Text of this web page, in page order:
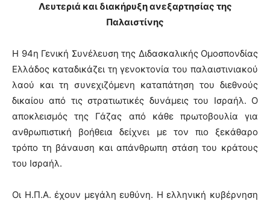
Λευτεριά και διακήρυξη ανεξαρτησίας της
Παλαιστίνης
Η 94η Γενική Συνέλευση της Διδασκαλικής Ομοσπονδίας
Ελλάδος καταδικάζει τη γενοκτονία του παλαιστινιακού
λαού και τη συνεχιζόμενη καταπάτηση του διεθνούς
δικαίου από τις στρατιωτικές δυνάμεις του Ισραήλ. Ο
αποκλεισμός της Γάζας από κάθε πρωτοβουλία για
ανθρωπιστική βοήθεια δείχνει με τον πιο ξεκάθαρο
τρόπο τη βάναυση και απάνθρωπη στάση του κράτους
του Ισραήλ.
Οι Η.Π.Α. έχουν μεγάλη ευθύνη. Η ελληνική κυβέρνηση